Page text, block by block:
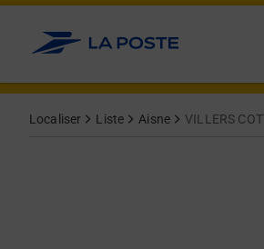
Allez au contenu
Localiser Liste Aisne VILLERS
Afficher ou masquer la réponse
Afficher ou masquer la réponse
Afficher ou masquer la réponse
Afficher ou masquer la réponse
Afficher ou masquer la réponse